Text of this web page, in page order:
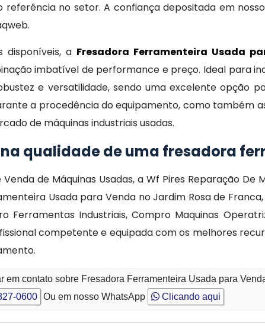
referência no setor. A confiança depositada em
disponíveis, a Fresadora Ferramenteira Usada
imbatível de performance e preço. Ideal para
e versatilidade, sendo uma excelente opção
a procedência do equipamento, como também
de máquinas industriais usadas.
qualidade de uma fresadora
de Máquinas Usadas, a Wf Pires Reparação
Usada para Venda no Jardim Rosa de
Ferramentas Industriais, Compro Maquinas
competente e equipada com os melhores
em contato sobre Fresadora Ferramenteira Usada para
0600 Ou em nosso WhatsApp Clicando aqui